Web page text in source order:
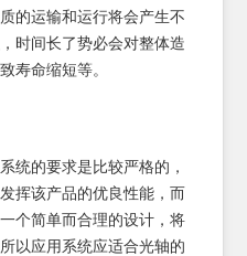
的运输和运行将会产生不
时间长了势必会对整体造
寿命缩短等。
统的要求是比较严格的，
挥该产品的优良性能，而
个简单而合理的设计，将
以应用系统应适合光轴的